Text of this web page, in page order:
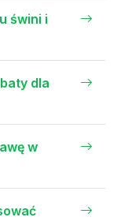
świni i
dla
w